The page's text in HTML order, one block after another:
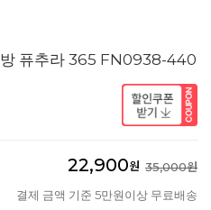
퓨추라 365 FN0938-440
22,900원 35,000원
결제 금액 기준 5만원이상 무료배송